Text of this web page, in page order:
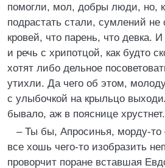
помогли, мол, добры люди, но,
подрастать стали, сумлений
кровей, что парень, что девка.
и речь с хрипотцой, как будто
хотят либо дельное
утихли. Да чего об этом,
с улыбочкой на крыльцо
бывало, аж в пояснице хрустнет.
– Ты бы, Апросинья, морду-то
все хошь чего-то изобразить
проворчит поране вставшая